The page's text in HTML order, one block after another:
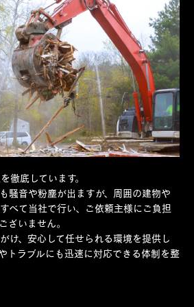
徹底しています。
騒音や粉塵が出ますが、周囲の建物や
べて当社で行い、ご依頼主様にご負担
ざいません。
け、安心して任せられる環境を提供し
トラブルにも迅速に対応できる体制を整